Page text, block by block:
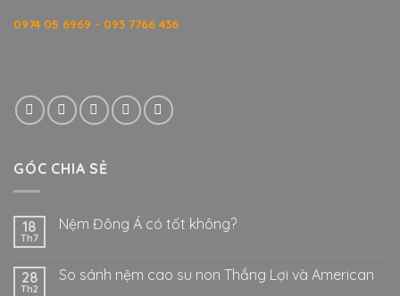
0974 05 6969 - 093 7766 436
GÓC CHIA SẺ
18
Th7
Nệm Đông Á có tốt không?
28
Th2
So sánh nệm cao su non Thắng Lợi và American